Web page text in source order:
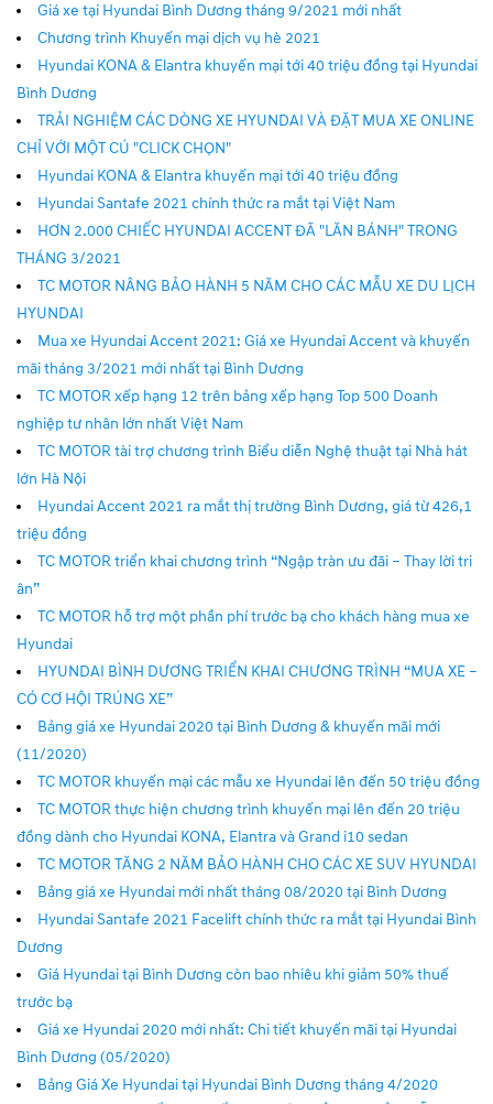
Giá xe tại Hyundai Bình Dương tháng 9/2021 mới nhất
Chương trình Khuyến mại dịch vụ hè 2021
Hyundai KONA & Elantra khuyến mại tới 40 triệu đồng tại Hyundai
Bình Dương
TRẢI NGHIỆM CÁC DÒNG XE HYUNDAI VÀ ĐẶT MUA XE ONLINE
CHỈ VỚI MỘT CÚ "CLICK CHỌN"
Hyundai KONA & Elantra khuyến mại tới 40 triệu đồng
Hyundai Santafe 2021 chính thức ra mắt tại Việt Nam
HƠN 2.000 CHIẾC HYUNDAI ACCENT ĐÃ "LĂN BÁNH" TRONG
THÁNG 3/2021
TC MOTOR NÂNG BẢO HÀNH 5 NĂM CHO CÁC MẪU XE DU LỊCH
HYUNDAI
Mua xe Hyundai Accent 2021: Giá xe Hyundai Accent và khuyến
mãi tháng 3/2021 mới nhất tại Bình Dương
TC MOTOR xếp hạng 12 trên bảng xếp hạng Top 500 Doanh
nghiệp tư nhân lớn nhất Việt Nam
TC MOTOR tài trợ chương trình Biểu diễn Nghệ thuật tại Nhà hát
lớn Hà Nội
Hyundai Accent 2021 ra mắt thị trường Bình Dương, giá từ 426,1
triệu đồng
TC MOTOR triển khai chương trình “Ngập tràn ưu đãi – Thay lời tri
ân”
TC MOTOR hỗ trợ một phần phí trước bạ cho khách hàng mua xe
Hyundai
HYUNDAI BÌNH DƯƠNG TRIỂN KHAI CHƯƠNG TRÌNH “MUA XE –
CÓ CƠ HỘI TRÚNG XE”
Bảng giá xe Hyundai 2020 tại Bình Dương & khuyến mãi mới
(11/2020)
TC MOTOR khuyến mại các mẫu xe Hyundai lên đến 50 triệu đồng
TC MOTOR thực hiện chương trình khuyến mại lên đến 20 triệu
đồng dành cho Hyundai KONA, Elantra và Grand i10 sedan
TC MOTOR TĂNG 2 NĂM BẢO HÀNH CHO CÁC XE SUV HYUNDAI
Bảng giá xe Hyundai mới nhất tháng 08/2020 tại Bình Dương
Hyundai Santafe 2021 Facelift chính thức ra mắt tại Hyundai Bình
Dương
Giá Hyundai tại Bình Dương còn bao nhiêu khi giảm 50% thuế
trước bạ
Giá xe Hyundai 2020 mới nhất: Chi tiết khuyến mãi tại Hyundai
Bình Dương (05/2020)
Bảng Giá Xe Hyundai tại Hyundai Bình Dương tháng 4/2020